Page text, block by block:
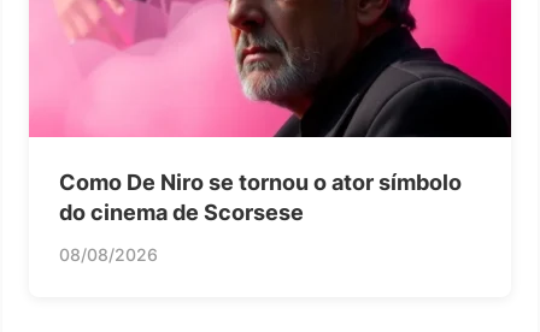
Como De Niro se tornou o ator símbolo
do cinema de Scorsese
08/08/2026